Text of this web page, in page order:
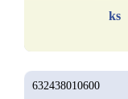
ks
632438010600